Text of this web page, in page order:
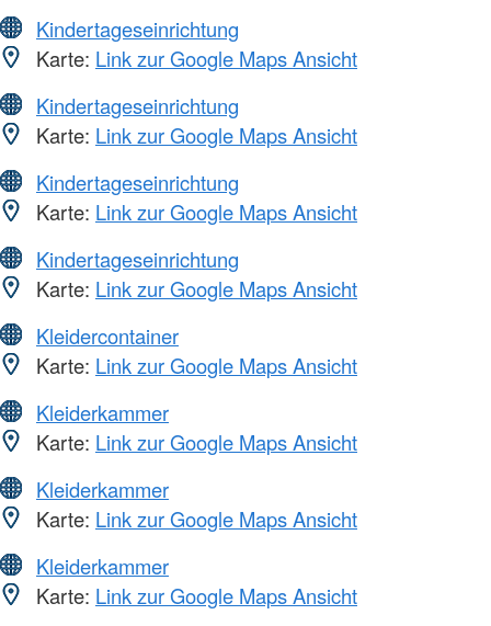
Kindertageseinrichtung
Karte: Link zur Google Maps Ansicht
Kindertageseinrichtung
Karte: Link zur Google Maps Ansicht
Kindertageseinrichtung
Karte: Link zur Google Maps Ansicht
Kindertageseinrichtung
Karte: Link zur Google Maps Ansicht
Kleidercontainer
Karte: Link zur Google Maps Ansicht
Kleiderkammer
Karte: Link zur Google Maps Ansicht
Kleiderkammer
Karte: Link zur Google Maps Ansicht
Kleiderkammer
Karte: Link zur Google Maps Ansicht